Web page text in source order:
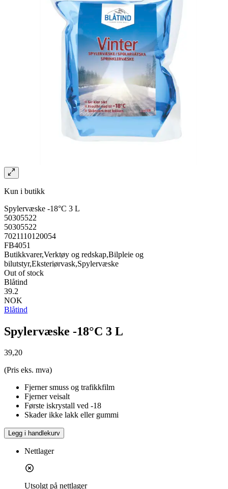
Kun i butikk
Spylervæske -18°C 3 L
50305522
50305522
7021110120054
FB4051
Butikkvarer,Verktøy og redskap,Bilpleie og
bilutstyr,Eksteriørvask,Spylervæske
Out of stock
Blåtind
39.2
NOK
Blåtind
Spylervæske -18°C 3 L
39,20
(Pris eks. mva)
Fjerner smuss og trafikkfilm
Fjerner veisalt
Første iskrystall ved -18
Skader ikke lakk eller gummi
Legg i handlekurv
Nettlager
Utsolgt på nettlager